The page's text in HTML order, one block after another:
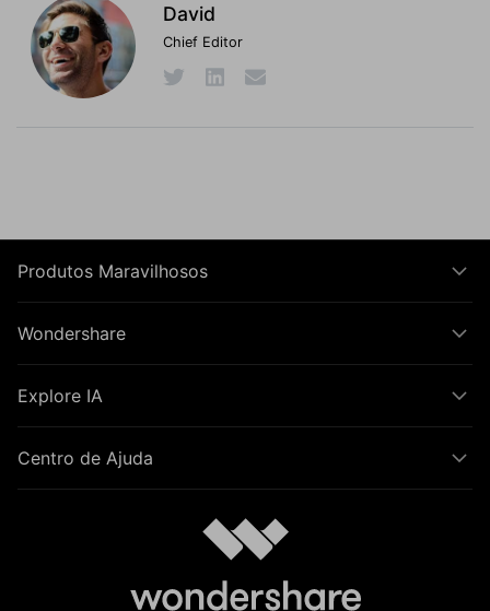
David
Chief Editor
Produtos Maravilhosos
Wondershare
Explore IA
Centro de Ajuda